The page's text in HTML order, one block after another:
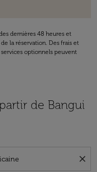
dernières 48 heures et
la réservation. Des frais et
optionnels peuvent
de Bangui
close